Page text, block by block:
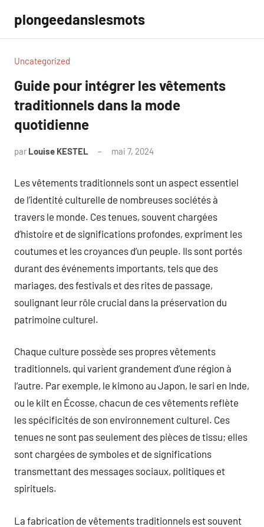
contenu
plongeedanslesmots
Uncategorized
Guide pour intégrer les vêtements
traditionnels dans la mode
quotidienne
par Louise KESTEL mai 7, 2024
Les vêtements traditionnels sont un aspect essentiel
de l’identité culturelle de nombreuses sociétés à
travers le monde. Ces tenues, souvent chargées
d’histoire et de significations profondes, expriment les
coutumes et les croyances d’un peuple. Ils sont portés
durant des événements importants, tels que des
mariages, des festivals et des rites de passage,
soulignant leur rôle crucial dans la préservation du
patrimoine culturel.
Chaque culture possède ses propres vêtements
traditionnels, qui varient grandement d’une région à
l’autre. Par exemple, le kimono au Japon, le sari en Inde,
ou le kilt en Écosse, chacun de ces vêtements reflète
les spécificités de son environnement culturel. Ces
tenues ne sont pas seulement des pièces de tissu; elles
sont chargées de symboles et de significations
transmettant des messages sociaux, politiques et
spirituels.
La fabrication de vêtements traditionnels est souvent